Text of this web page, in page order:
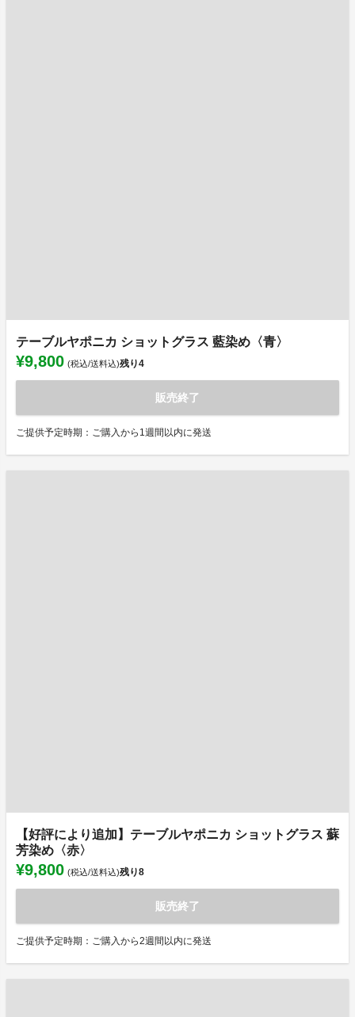
テーブルヤポニカ ショットグラス 藍染め〈青〉
¥9,800 (税込/送料込)残り4
販売終了
ご提供予定時期：ご購入から1週間以内に発送
【好評により追加】テーブルヤポニカ ショットグラス 蘇
芳染め〈赤〉
¥9,800 (税込/送料込)残り8
販売終了
ご提供予定時期：ご購入から2週間以内に発送